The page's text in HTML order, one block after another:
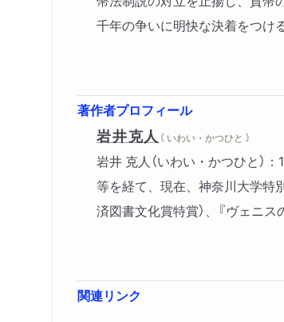
千年の争いに明快な決着をつける
著作者プロフィール
岩井克人 （ いわい・かつひと ）
岩井 克人（いわい・かつひと）
等を経て、現在、神奈川大学特
済図書文化賞特賞）、『ヴェニス
関連リンク